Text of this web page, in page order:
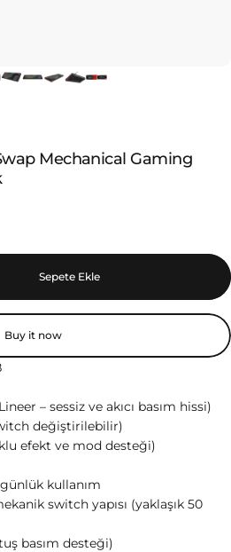
Mechanical Gaming
Sepete Ekle
Buy it now
– sessiz ve akıcı basım hissi)
değiştirilebilir)
efekt ve mod desteği)
kullanım
switch yapısı (yaklaşık 50
basım desteği)